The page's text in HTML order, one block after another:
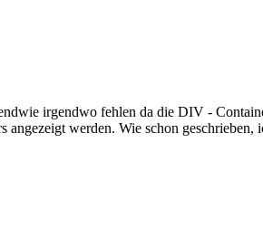
irgendwo fehlen da die DIV -
angezeigt werden. Wie schon